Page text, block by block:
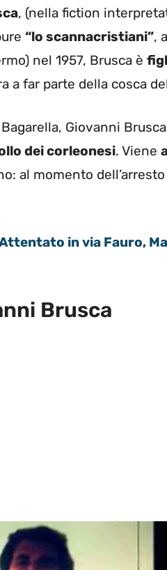
, (nella fiction
“lo scannacristiani”,
nel 1957, Brusca è
a far parte della cosca
Giovanni
dei corleonesi. Viene
al momento dell’arresto
Attentato in via Fauro,
Brusca